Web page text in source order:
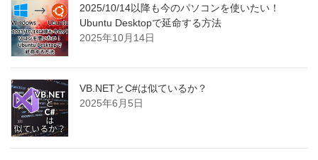
2025/10/14以降も今のパソコンを使いたい！
Ubuntu Desktopで延命する方法
2025年10月14日
VB.NETとC#は似ているか？
2025年6月5日